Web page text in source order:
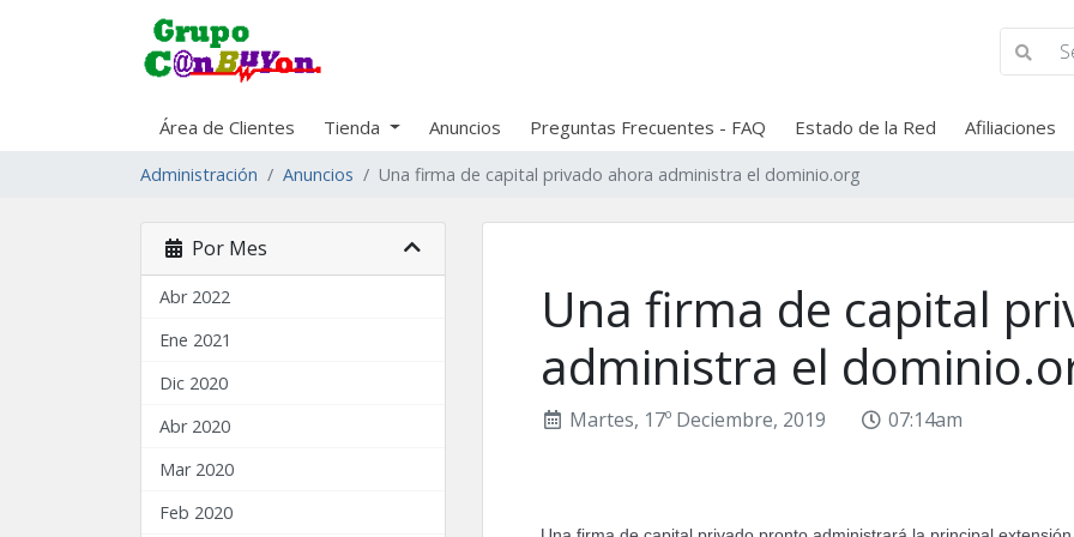
Área de Clientes Tienda Anuncios Preguntas Frecuentes - FAQ Estado de la Red Afiliaciones
Administración Anuncios Una firma de capital privado ahora administra el dominio.org
Por Mes
Abr 2022
Ene 2021
Dic 2020
Abr 2020
Mar 2020
Feb 2020
Una firma de capital
administra el
Martes, 17º Deciembre, 2019 07:14am